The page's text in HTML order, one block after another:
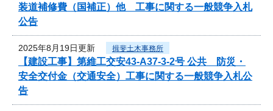
装道補修費（国補正）他 工事に関する一般競争入札
公告
2025年8月19日更新 揖斐土木事務所
【建設工事】第維工交安43-A37-3-2号 公共 防災・
安全交付金（交通安全）工事に関する一般競争入札公
告